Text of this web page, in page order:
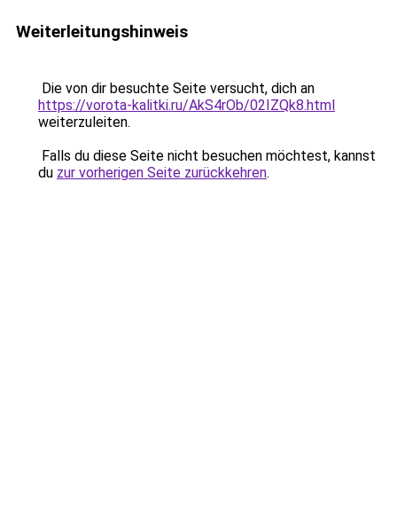
Weiterleitungshinweis
Die von dir besuchte Seite versucht, dich an
https://vorota-kalitki.ru/AkS4rOb/02IZQk8.html
weiterzuleiten.
Falls du diese Seite nicht besuchen möchtest, kannst
du zur vorherigen Seite zurückkehren.